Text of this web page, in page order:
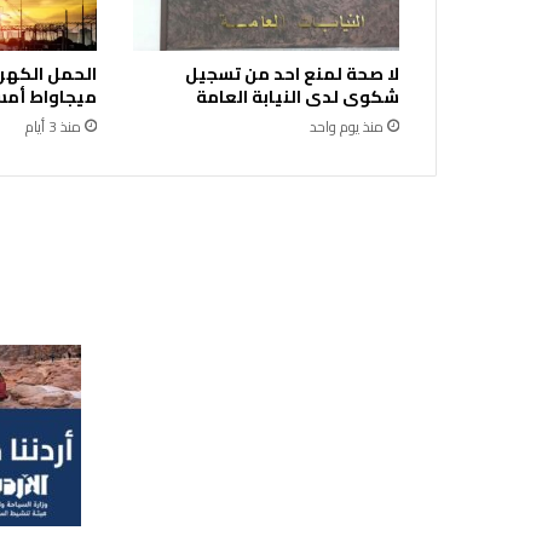
ؤ
ث
ر
ح
ا
ي
لا صحة لمنع احد من تسجيل
شكوى لدى النيابة العامة
منذ يوم واحد
ميجاواط
منذ 3 أيام